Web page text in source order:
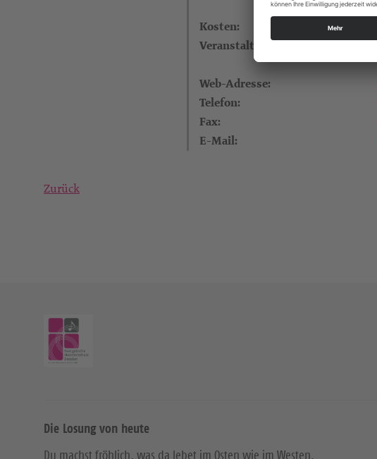
Kosten:
Veranstalter:
Web-Adresse:
Telefon:
Fax:
E-Mail:
Zurück
Die Losung von heute
Du machst fröhlich, was da lebet im Osten wie im Westen.